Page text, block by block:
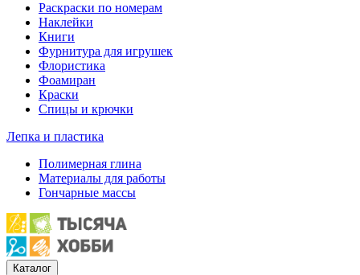
Раскраски по номерам
Наклейки
Книги
Фурнитура для игрушек
Флористика
Фоамиран
Краски
Спицы и крючки
Лепка и пластика
Полимерная глина
Материалы для работы
Гончарные массы
Каталог